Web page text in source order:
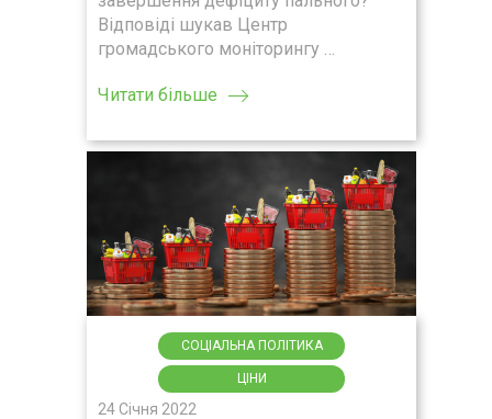
Відповіді шукав Центр
громадського моніторингу …
Читати більше
СОЦІАЛЬНА ПОЛІТИКА
ЦІНИ
24 Січня 2022